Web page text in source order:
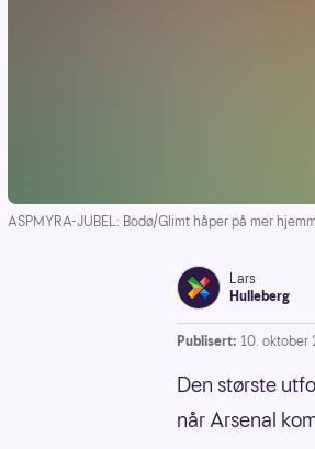
ASPMYRA-JUBEL: Bodø/Glimt håper på mer
Lars
Hulleberg
Publisert: 10. oktober
Den største
når Arsenal